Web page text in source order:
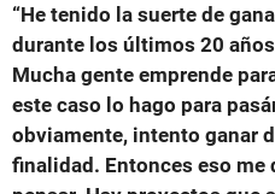
“He tenido la suerte de
durante los últimos 20
Mucha gente emprende
este caso lo hago para
obviamente, intento ganar
finalidad. Entonces eso me